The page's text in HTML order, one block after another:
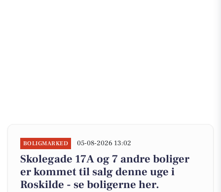
BOLIGMARKED 05-08-2026 13:02
Skolegade 17A og 7 andre boliger
er kommet til salg denne uge i
Roskilde - se boligerne her.